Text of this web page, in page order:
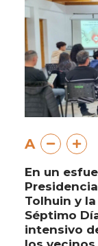
A
En un
Tolhuin y
Séptimo
intensivo